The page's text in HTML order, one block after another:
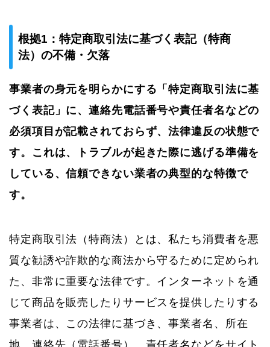
根拠1：特定商取引法に基づく表記（特商
法）の不備・欠落
事業者の身元を明らかにする「特定商取引法に基
づく表記」に、連絡先電話番号や責任者名などの
必須項目が記載されておらず、法律違反の状態で
す。これは、トラブルが起きた際に逃げる準備を
している、信頼できない業者の典型的な特徴で
す。
特定商取引法（特商法）とは、私たち消費者を悪
質な勧誘や詐欺的な商法から守るために定められ
た、非常に重要な法律です。インターネットを通
じて商品を販売したりサービスを提供したりする
事業者は、この法律に基づき、事業者名、所在
地、連絡先（電話番号）、責任者名などをサイト